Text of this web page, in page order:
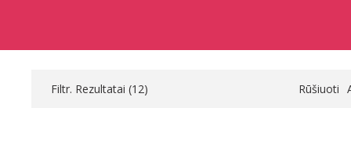
Filtr. Rezultatai (12) Rūšiuoti